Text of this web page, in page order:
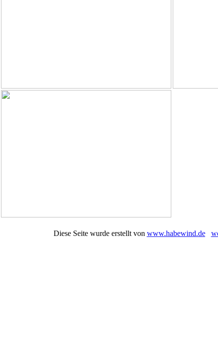
Diese Seite wurde erstellt von www.habewind.de